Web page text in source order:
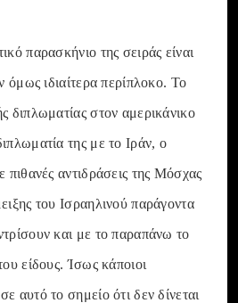
παρασκήνιο της σειράς είναι
όμως ιδιαίτερα περίπλοκο. Το
διπλωματίας στον αμερικάνικο
της με το Ιράν, ο
πιθανές αντιδράσεις της Μόσχας
του Ισραηλινού παράγοντα
και με το παραπάνω το
είδους. Ίσως κάποιοι
αυτό το σημείο ότι δεν δίνεται